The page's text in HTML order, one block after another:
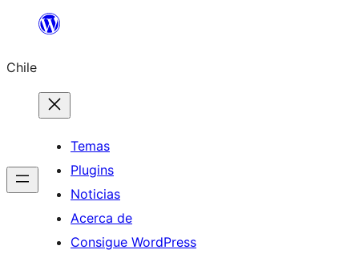
Saltar
contenido
Chile
Temas
Plugins
Noticias
Acerca de
Consigue WordPress